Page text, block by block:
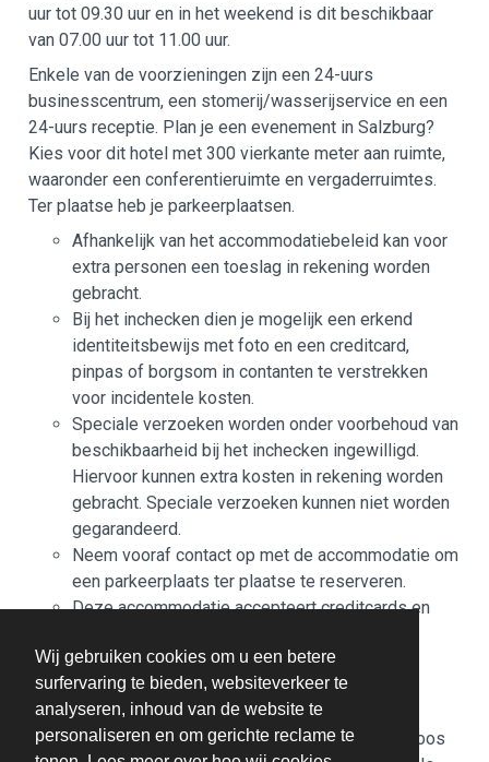
Wij gebruiken cookies om u een betere
surfervaring te bieden, websiteverkeer te
analyseren, inhoud van de website te
personaliseren en om gerichte reclame te
uur tot 09.30 uur en in het weekend is dit beschikbaar
van 07.00 uur tot 11.00 uur.
Enkele van de voorzieningen zijn een 24-uurs
businesscentrum, een stomerij/wasserijservice en een
24-uurs receptie. Plan je een evenement in Salzburg?
Kies voor dit hotel met 300 vierkante meter aan ruimte,
waaronder een conferentieruimte en vergaderruimtes.
Ter plaatse heb je parkeerplaatsen.
Afhankelijk van het accommodatiebeleid kan voor
extra personen een toeslag in rekening worden
gebracht.
Bij het inchecken dien je mogelijk een erkend
identiteitsbewijs met foto en een creditcard,
pinpas of borgsom in contanten te verstrekken
voor incidentele kosten.
Speciale verzoeken worden onder voorbehoud van
beschikbaarheid bij het inchecken ingewilligd.
Hiervoor kunnen extra kosten in rekening worden
gebracht. Speciale verzoeken kunnen niet worden
gegarandeerd.
Neem vooraf contact op met de accommodatie om
een parkeerplaats ter plaatse te reserveren.
Deze accommodatie accepteert creditcards en
Contactloos betalen is mogelijk
De accommodatie beschikt over de volgende
veiligheidsvoorzieningen: brandblusser,
rookmelder, beveiligingssysteem en EHBO-doos